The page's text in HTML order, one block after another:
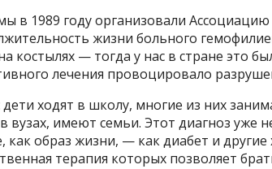
в 1989 году организовали
жизни больного
костылях — тогда у нас в стране это
лечения провоцировало
дети ходят в школу, многие из них
в вузах, имеют семьи. Этот диагноз уже
как образ жизни, — как диабет и другие
терапия которых позволяет